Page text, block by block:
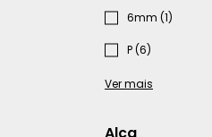
6mm (1)
P (6)
Ver mais